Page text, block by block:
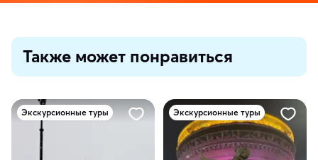
Также может понравиться
Экскурсионные туры Экскурсионные туры